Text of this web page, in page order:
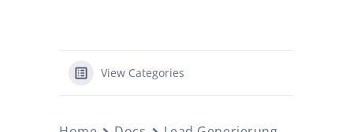
View Categories